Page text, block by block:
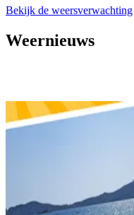
Bekijk de weersverwachting
Weernieuws